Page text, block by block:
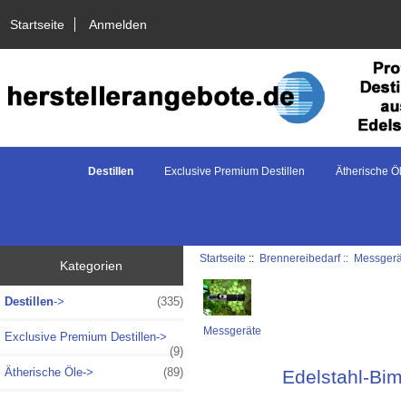
Startseite Anmelden
Destillen Exclusive Premium Destillen Ätherische
Kategorien
Destillen-> (335)
Exclusive Premium Destillen->
(9)
Ätherische Öle->
(89)
Startseite :: Brennereibedarf ::
Messgeräte
Edelstahl-